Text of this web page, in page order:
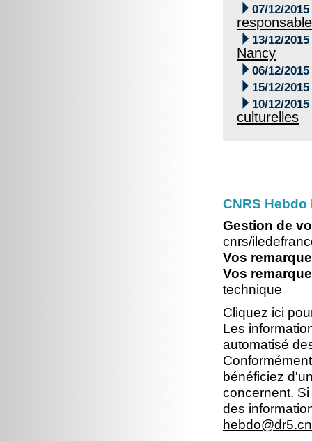
 07/12/2015
 13/12/2015
Nancy
 06/12/2015
 15/12/2015
 10/12/2015
culturelles
CNRS
Gestion de
cnrs/
Vos
Vos
technique
Cliquez ici
Les
automatisé
bénéficiez
concernent.
des